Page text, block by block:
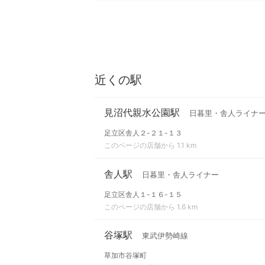
近くの駅
見沼代親水公園駅 日暮里・舎人ライナー
足立区舎人２-２１-１３
このページの店舗から 1.1 km
舎人駅 日暮里・舎人ライナー
足立区舎人１-１６-１５
このページの店舗から 1.6 km
谷塚駅 東武伊勢崎線
草加市谷塚町